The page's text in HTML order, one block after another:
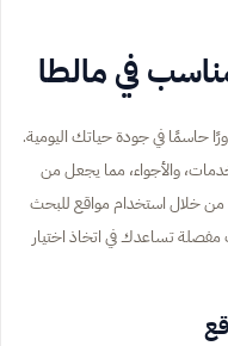
في مالطا
حاسمًا في جودة حياتك اليومية.
والأجواء، مما يجعل من
من خلال استخدام مواقع للبحث
تساعدك في اتخاذ اختيار